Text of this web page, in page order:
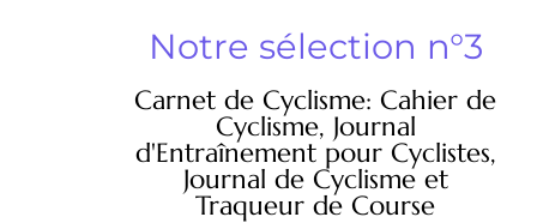
Notre sélection n°3
Carnet de Cyclisme: Cahier de
Cyclisme, Journal
d'Entraînement pour Cyclistes,
Journal de Cyclisme et
Traqueur de Course